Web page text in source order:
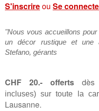
S'inscrireou Se
"Nous vous accueillons
un décor rustique et une
Stefano, gérants
CHF 20.- offerts
incluses)sur toute la
Lausanne.